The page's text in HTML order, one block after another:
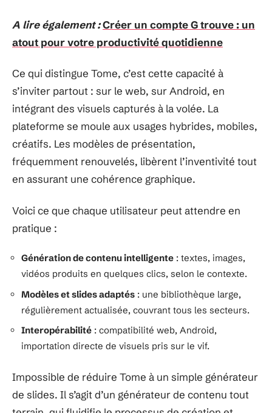
A lire également :Créer un compte G trouve : un
atout pour votre productivité quotidienne
Ce qui distingue Tome, c’est cette capacité à
s’inviter partout : sur le web, sur Android, en
intégrant des visuels capturés à la volée. La
plateforme se moule aux usages hybrides, mobiles,
créatifs. Les modèles de présentation,
fréquemment renouvelés, libèrent l’inventivité tout
en assurant une cohérence graphique.
Voici ce que chaque utilisateur peut attendre en
pratique :
Génération de contenu intelligente : textes, images,
vidéos produits en quelques clics, selon le contexte.
Modèles et slides adaptés : une bibliothèque large,
régulièrement actualisée, couvrant tous les secteurs.
Interopérabilité : compatibilité web, Android,
importation directe de visuels pris sur le vif.
Impossible de réduire Tome à un simple générateur
de slides. Il s’agit d’un générateur de contenu tout